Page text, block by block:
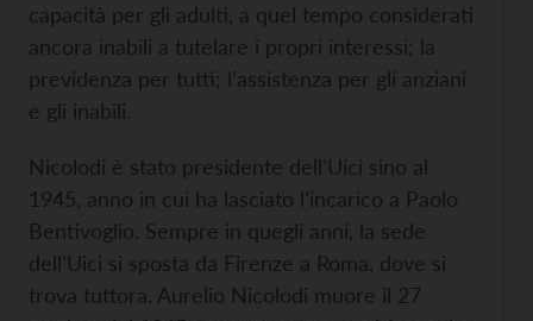
capacità per gli adulti, a quel tempo considerati
ancora inabili a tutelare i propri interessi; la
previdenza per tutti; l’assistenza per gli anziani
e gli inabili.
Nicolodi è stato presidente dell’Uici sino al
1945, anno in cui ha lasciato l’incarico a Paolo
Bentivoglio. Sempre in quegli anni, la sede
dell’Uici si sposta da Firenze a Roma, dove si
trova tuttora. Aurelio Nicolodi muore il 27